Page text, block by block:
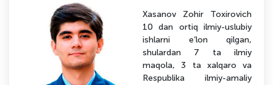
Xasanov Zohir Toxirovich
10 dan ortiq ilmiy-uslubiy
ishlarni e’lon qilgan,
shulardan 7 ta ilmiy
maqola, 3 ta xalqaro va
Respublika ilmiy-amaliy